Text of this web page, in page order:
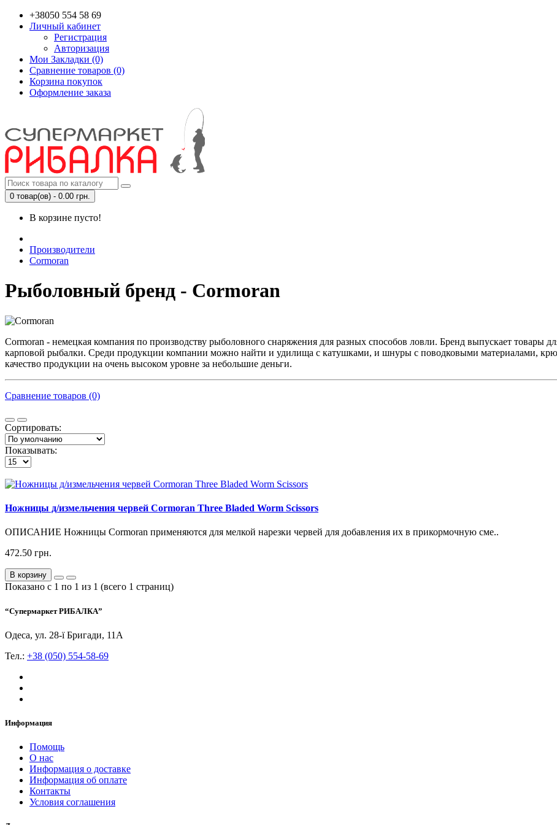
+38050 554 58 69
Личный кабинет
Регистрация
Авторизация
Мои Закладки (0)
Сравнение товаров (0)
Корзина покупок
Оформление заказа
0 товар(ов) - 0.00 грн.
В корзине пусто!
Производители
Cormoran
Рыболовный бренд - Cormoran
Cormoran - немецкая компания по производству рыболовного снаряжения для разных способов ловли. Бренд выпускает товары
карповой рыбалки. Среди продукции компании можно найти и удилища с катушками, и шнуры с поводковыми материалами,
качество продукции на очень высоком уровне за небольшие деньги.
Сравнение товаров (0)
Сортировать:
Показывать:
Ножницы д/измельчения червей Cormoran Three Bladed Worm Scissors
ОПИСАНИЕ Ножницы Cormoran применяются для мелкой нарезки червей для добавления их в прикормочную сме..
472.50 грн.
В корзину
Показано с 1 по 1 из 1 (всего 1 страниц)
“Супермаркет РИБАЛКА”
Одеса, ул. 28-ї Бригади, 11А
Тел.: +38 (050) 554-58-69
Информация
Помощь
О нас
Информация о доставке
Информация об оплате
Контакты
Условия соглашения